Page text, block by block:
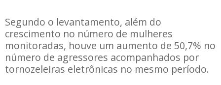
Segundo o levantamento, além do
crescimento no número de mulheres
monitoradas, houve um aumento de 50,7% no
número de agressores acompanhados por
tornozeleiras eletrônicas no mesmo período.